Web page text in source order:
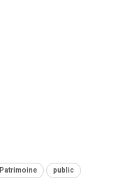
Patrimoine public